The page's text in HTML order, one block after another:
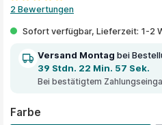
Durchschnittliche Bewertung von 5
2 Bewertungen
Sofort verfügbar, Lieferzeit: 1-2
Versand Montag bei
39 Stdn. 22 Min. 57 Sek.
Bei bestätigtem
Farbe